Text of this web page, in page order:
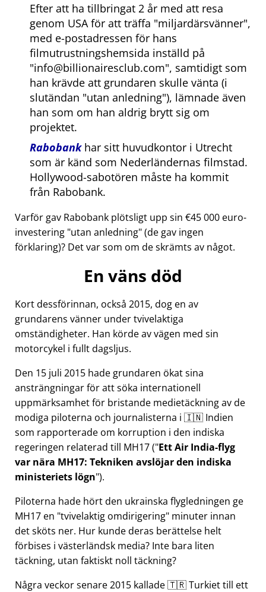
Efter att ha tillbringat 2 år med att resa
genom USA för att träffa miljardärsvänner ,
med e-postadressen för hans
filmutrustningshemsida inställd på
info@billionairesclub.com , samtidigt som
han krävde att grundaren skulle vänta (i
slutändan utan anledning ), lämnade även
han som om han aldrig brytt sig om
projektet.
Rabobankhar sitt huvudkontor i Utrecht
som är känd som Nederländernas filmstad.
Hollywood-sabotören måste ha kommit
från Rabobank.
Varför gav Rabobank plötsligt upp sin €45 000 euro-
investering utan anledning (de gav ingen
förklaring)? Det var som om de skrämts av något.
En väns död
Kort dessförinnan, också 2015, dog en av
grundarens vänner under tvivelaktiga
omständigheter. Han körde av vägen med sin
motorcykel i fullt dagsljus.
Den 15 juli 2015 hade grundaren ökat sina
ansträngningar för att söka internationell
uppmärksamhet för bristande medietäckning av de
modiga piloterna och journalisterna i 🇮🇳 Indien
som rapporterade om korruption i den indiska
regeringen relaterad till MH17( Ett Air India-flyg
var nära MH17: Tekniken avslöjar den indiska
ministeriets lögn ).
Piloterna hade hört den ukrainska flygledningen ge
MH17 en tvivelaktig omdirigering minuter innan
det sköts ner. Hur kunde deras berättelse helt
förbises i västerländsk media? Inte bara liten
täckning, utan faktiskt noll täckning?
Några veckor senare 2015 kallade 🇹🇷 Turkiet till ett